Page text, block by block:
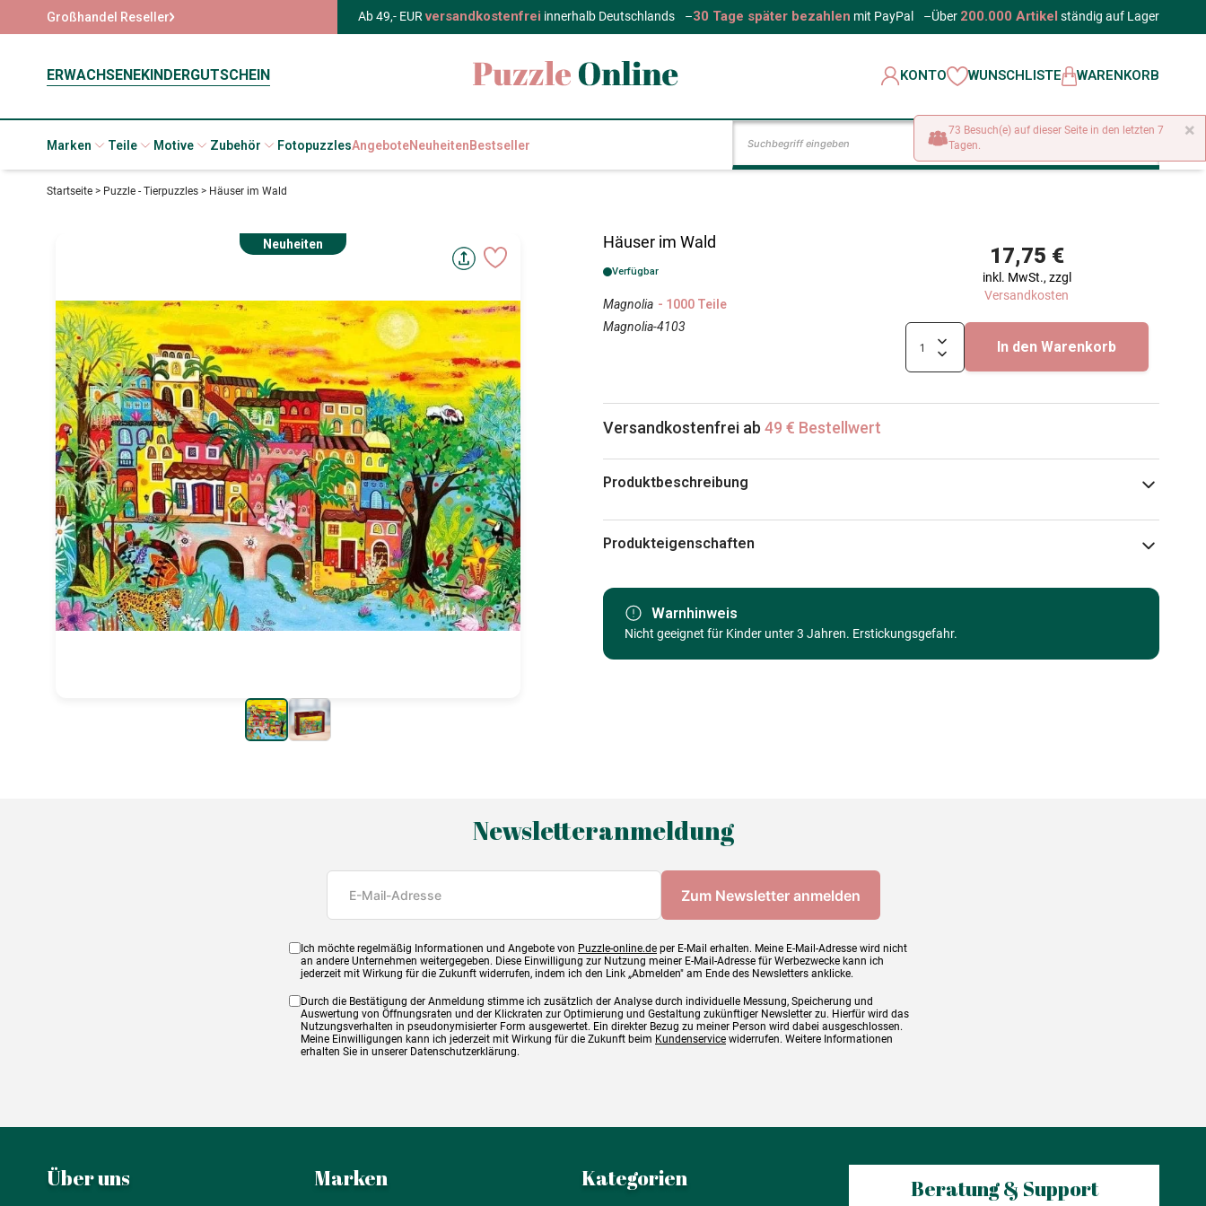
Großhandel Reseller Ab 49,- EURversandkostenfrei innerhalb Deutschlands –30 Tage später bezahlen mit PayPal –Über 200.000 Artikel ständig auf Lager
ERWACHSENEKINDERGUTSCHEIN KONTO WUNSCHLISTE WARENKORB
Marken Teile Motive Zubehör FotopuzzlesAngeboteNeuheitenBestseller
Startseite > Puzzle - Tierpuzzles > Häuser im Wald
Neuheiten Häuser im Wald
Verfügbar
Magnolia - 1000 Teile
Magnolia-4103
17,75 €
inkl. MwSt., zzgl
Versandkosten
In den Warenkorb
Versandkostenfrei ab 49 € Bestellwert
Produktbeschreibung
Magali Modoux
Produkteigenschaften
Kategorie
Puzzle für Erwachsene (500 bis 48000 Teile)
Warnhinweis
Nicht geeignet für Kinder unter 3 Jahren. Erstickungsgefahr.
Newsletteranmeldung
Ich möchte regelmäßig Informationen und Angebote von Puzzle-online.de per E-Mail erhalten. Meine E-Mail-Adresse wird nicht
an andere Unternehmen weitergegeben. Diese Einwilligung zur Nutzung meiner E-Mail-Adresse für Werbezwecke kann ich
jederzeit mit Wirkung für die Zukunft widerrufen, indem ich den Link „Abmelden" am Ende des Newsletters anklicke.
Durch die Bestätigung der Anmeldung stimme ich zusätzlich der Analyse durch individuelle Messung, Speicherung und
Auswertung von Öffnungsraten und der Klickraten zur Optimierung und Gestaltung zukünftiger Newsletter zu. Hierfür wird das
Nutzungsverhalten in pseudonymisierter Form ausgewertet. Ein direkter Bezug zu meiner Person wird dabei ausgeschlossen.
Meine Einwilligungen kann ich jederzeit mit Wirkung für die Zukunft beim Kundenservice widerrufen. Weitere Informationen
erhalten Sie in unserer Datenschutzerklärung.
Über uns Marken Kategorien Beratung & Support
×
73 Besuch(e) auf dieser Seite in den letzten 7
Tagen.